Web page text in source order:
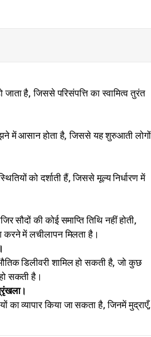
है, जिससे परिसंपत्ति का स्वामित्व तुरंत
में आसान होता है, जिससे यह शुरुआती लोगों
को दर्शाती हैं, जिससे मूल्य निर्धारण में
सौदों की कोई समाप्ति तिथि नहीं होती,
करने में लचीलापन मिलता है।
डिलीवरी शामिल हो सकती है, जो कुछ
सकती है।
का व्यापार किया जा सकता है, जिनमें मुद्राएँ,